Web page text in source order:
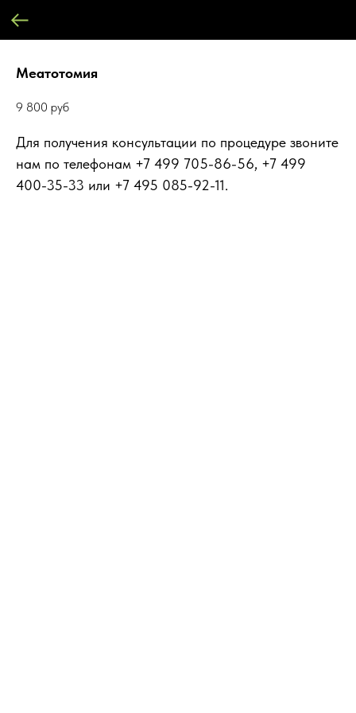
Меатотомия
9 800 руб
Для получения консультации по процедуре звоните
нам по телефонам +7 499 705-86-56, +7 499
400-35-33 или +7 495 085-92-11.